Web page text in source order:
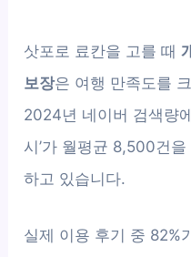
삿포로 료칸을 고를 때
보장은 여행 만족도를
2024년 네이버 검색량
시’가 월평균 8,500건
하고 있습니다.
실제 이용 후기 중 82%